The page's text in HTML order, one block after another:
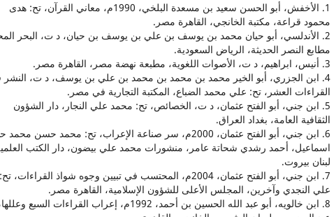
1. الأخفش، أبو الحسن سعيد بن مسعدة البلخي، 1990م، معاني القرآن، تح: هدى
محمود قراعة، مكتبة الخانجي، القاهرة مصر.
2. الأندلسي، أبو حيان محمد بن يوسف بن علي بن يوسف بن حيان، د ت، البحر
مطابع النصر الحديثة، الرياض السعودية.
3. أنيس، ابراهيم، د ت، الأصوات اللغوية، مطبعة نهضة مصر، القاهرة مصر.
4. ابن الجزري، أبو الخير محمد بن محمد بن محمد بن علي بن يوسف، د ت،
القراءات العشر، تح: علي محمد الضباع، المكتبة التجارية في مصر.
5. ابن جني، أبو الفتح عثمان، د ت، الخصائص، تح: محمد علي النجار، دار الشؤون
الثقافية العامة، بغداد العراق.
6. ابن جني، أبو الفتح عثمان، 2000م، سر صناعة الإعراب، تح: محمد حسن
اسماعيل، أحمد رشدي شحاتة عامر، منشورات محمد علي بيضون، دار الكتب
لبنان بيروت.
7. ابن جني، أبو الفتح عثمان، 2004م، المحتسب في تبيين وجوه شواذ القراءات، تح:
علي النجدي وآخرين، المجلس الأعلى للشؤون الإسلامية، القاهرة مصر.
8. ابن خالويه، أبو عبد الله الحسين بن أحمد، 1992م، إعراب القراءات السبع